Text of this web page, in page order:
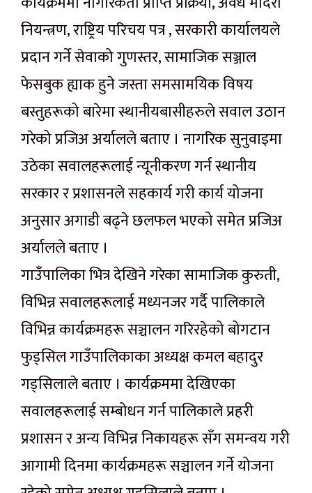
नियन्त्रण, राष्ट्रिय परिचय पत्र , सरकारी कार्यालयले
प्रदान गर्ने सेवाको गुणस्तर, सामाजिक सञ्जाल
फेसबुक ह्याक हुने जस्ता समसामयिक विषय
बस्तुहरूको बारेमा स्थानीयबासीहरुले सवाल उठान
गरेको प्रजिअ अर्यालले बताए । नागरिक सुनुवाइमा
उठेका सवालहरूलाई न्यूनीकरण गर्न स्थानीय
सरकार र प्रशासनले सहकार्य गरी कार्य योजना
अनुसार अगाडी बढ्ने छलफल भएको समेत प्रजिअ
अर्यालले बताए ।
गाउँपालिका भित्र देखिने गरेका सामाजिक कुरुती,
विभिन्न सवालहरूलाई मध्यनजर गर्दै पालिकाले
विभिन्न कार्यक्रमहरू सञ्चालन गरिरहेको बोगटान
फुड्सिल गाउँपालिकाका अध्यक्ष कमल बहादुर
गड्सिलाले बताए । कार्यक्रममा देखिएका
सवालहरूलाई सम्बोधन गर्न पालिकाले प्रहरी
प्रशासन र अन्य विभिन्न निकायहरू सँग समन्वय गरी
आगामी दिनमा कार्यक्रमहरू सञ्चालन गर्ने योजना